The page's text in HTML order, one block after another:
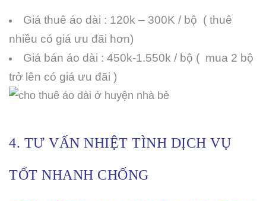
Giá thuê áo dài : 120k – 300K / bộ ( thuê
nhiều có giá ưu đãi hơn)
Giá bán áo dài : 450k-1.550k / bộ ( mua 2 bộ
trở lên có giá ưu đãi )
4. TƯ VẤN NHIỆT TÌNH DỊCH VỤ
TỐT NHANH CHỐNG